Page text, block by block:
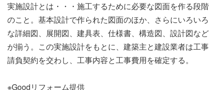
ナ
ビ
ゲ
実施設計とは・・・施工するために必要な図面を作る段階
のこと。基本設計で作られた図面のほか、さらにいろいろ
な詳細図、展開図、建具表、仕様書、構造図、設計図など
が揃う。この実施設計をもとに、建築主と建設業者は工事
請負契約を交わし、工事内容と工事費用を確定する。
※Goodリフォーム提供